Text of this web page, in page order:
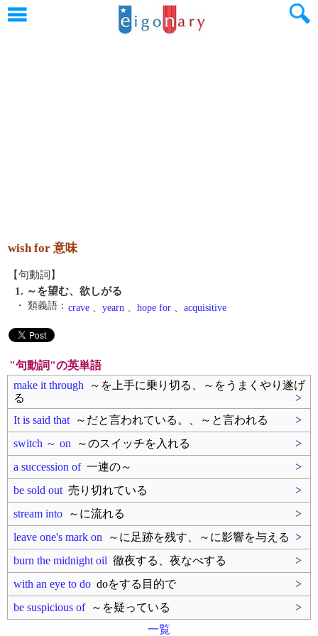
wish for 意味
【句動詞】
1. ～を望む、欲しがる
・ 類義語： crave 、 yearn 、 hope for 、 acquisitive
"句動詞"の英単語
make it through ～を上手に乗り切る、～をうまくやり遂げ
る
>
It is said that ～だと言われている。、～と言われる
>
switch ～ on ～のスイッチを入れる
>
a succession of一連の～
>
be sold out 売り切れている
>
stream into ～に流れる
>
leave one's mark on ～に足跡を残す、～に影響を与える >
burn the midnight oil 徹夜する、夜なべする
>
with an eye to do doをする目的で
>
be suspicious of～を疑っている
>
一覧